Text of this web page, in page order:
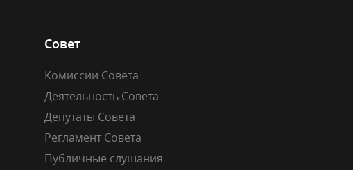
Совет
Комиссии Совета
Деятельность Совета
Депутаты Совета
Регламент Совета
Публичные слушания